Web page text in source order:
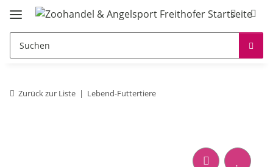
Zurück zur Liste Lebend-Futtertiere